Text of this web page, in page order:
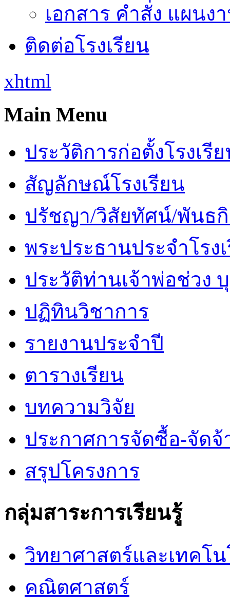
เอกสาร คำสั่ง แผนง
ติดต่อโรงเรียน
xhtml
Main Menu
ประวัติการก่อตั้งโรงเรี
สัญลักษณ์โรงเรียน
ปรัชญา/วิสัยทัศน์/พันธ
พระประธานประจำโรง
ประวัติท่านเจ้าพ่อช่วง
ปฏิทินวิชาการ
รายงานประจำปี
ตารางเรียน
บทความวิจัย
ประกาศการจัดซื้อ-จัดจ้
สรุปโครงการ
กลุ่มสาระการเรียนรู้
วิทยาศาสตร์และเทคโ
คณิตศาสตร์